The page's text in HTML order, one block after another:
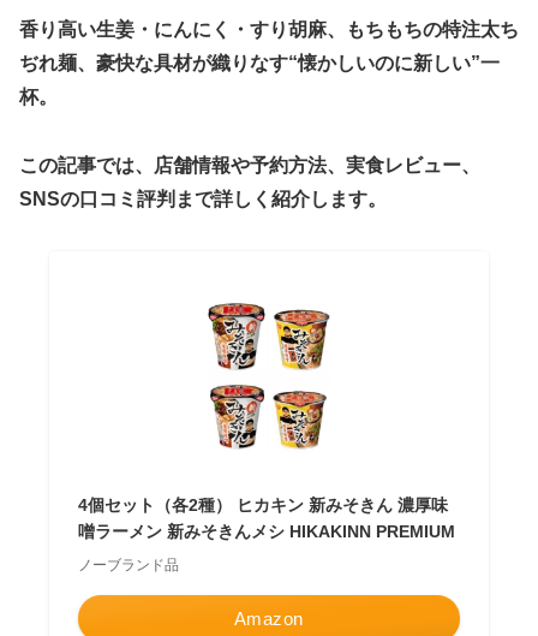
香り高い生姜・にんにく・すり胡麻、もちもちの特注太ち
ぢれ麺、豪快な具材が織りなす“懐かしいのに新しい”一
杯。
この記事では、店舗情報や予約方法、実食レビュー、
SNSの口コミ評判まで詳しく紹介します。
4個セット（各2種） ヒカキン 新みそきん 濃厚味
噌ラーメン 新みそきんメシ HIKAKINN PREMIUM
ノーブランド品
Amazon